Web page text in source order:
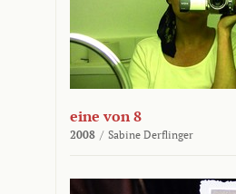
eine von 8
2008 / Sabine Derflinger